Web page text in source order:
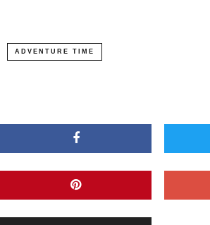
ADVENTURE TIME